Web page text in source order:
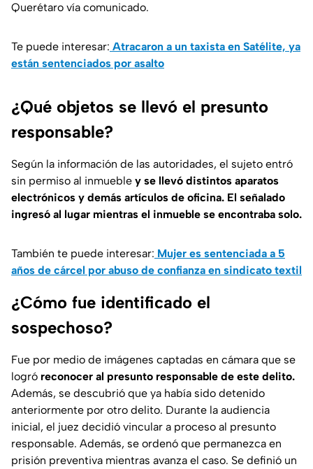
Querétaro vía comunicado.
Te puede interesar: Atracaron a un taxista en Satélite, ya
están sentenciados por asalto
¿Qué objetos se llevó el presunto
responsable?
Según la información de las autoridades, el sujeto entró
sin permiso al inmueble y se llevó distintos aparatos
electrónicos y demás artículos de oficina. El señalado
ingresó al lugar mientras el inmueble se encontraba solo.
También te puede interesar: Mujer es sentenciada a 5
años de cárcel por abuso de confianza en sindicato textil
¿Cómo fue identificado el
sospechoso?
Fue por medio de imágenes captadas en cámara que se
logró reconocer al presunto responsable de este delito.
Además, se descubrió que ya había sido detenido
anteriormente por otro delito. Durante la audiencia
inicial, el juez decidió vincular a proceso al presunto
responsable. Además, se ordenó que permanezca en
prisión preventiva mientras avanza el caso. Se definió un